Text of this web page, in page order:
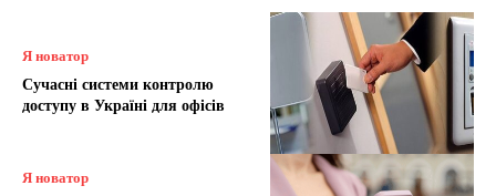
Я новатор
Сучасні системи контролю
доступу в Україні для офісів
Я новатор